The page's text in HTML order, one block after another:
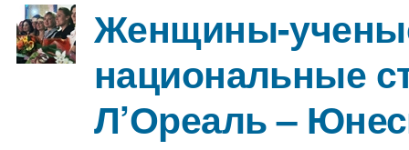
Женщины-
национальные
Л’Ореаль –